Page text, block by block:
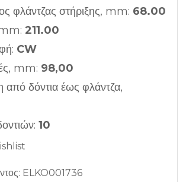
φλάντζας στήριξης, mm: 68.00
211.00
CW
mm: 98,00
δόντια έως φλάντζα,
10
ELKO001736